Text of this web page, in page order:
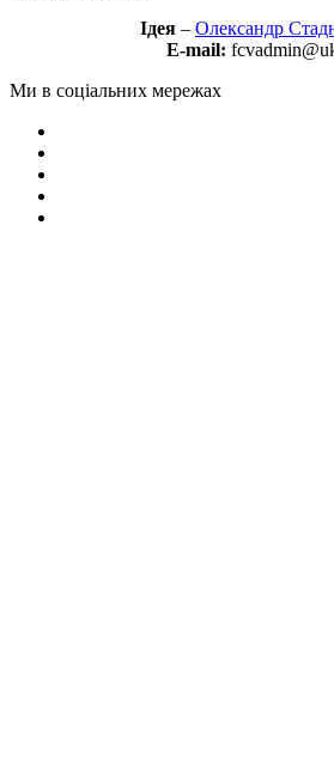
Ідея – Олександр
E-mail:
Ми в соціальних мережах